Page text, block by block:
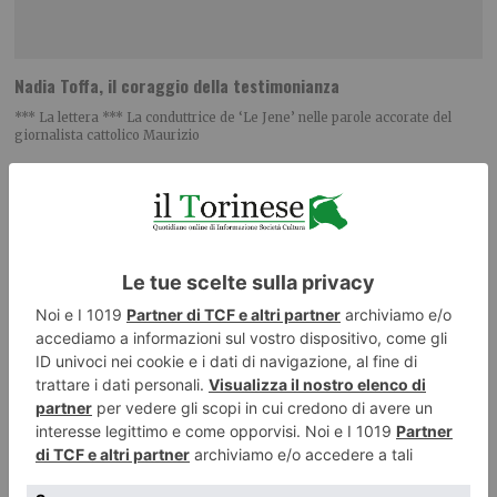
Nadia Toffa, il coraggio della testimonianza
*** La lettera *** La conduttrice de ‘Le Jene’ nelle parole accorate del
giornalista cattolico Maurizio